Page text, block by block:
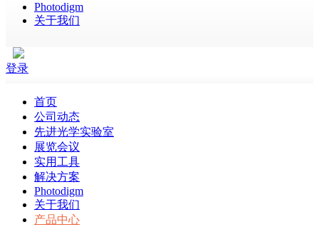
Photodigm
关于我们
登录
首页
公司动态
先进光学实验室
展览会议
实用工具
解决方案
Photodigm
关于我们
产品中心